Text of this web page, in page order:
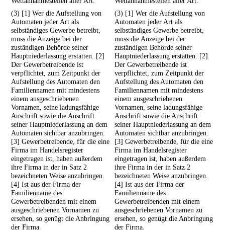
(3) [1] Wer die Aufstellung von
Automaten jeder Art als
selbständiges Gewerbe betreibt,
muss die Anzeige bei der
zuständigen Behörde seiner
Hauptniederlassung erstatten. [2]
Der Gewerbetreibende ist
verpflichtet, zum Zeitpunkt der
Aufstellung des Automaten den
Familiennamen mit mindestens
einem ausgeschriebenen
Vornamen, seine ladungsfähige
Anschrift sowie die Anschrift
seiner Hauptniederlassung an dem
Automaten sichtbar anzubringen.
[3] Gewerbetreibende, für die eine
Firma im Handelsregister
eingetragen ist, haben außerdem
ihre Firma in der in Satz 2
bezeichneten Weise anzubringen.
[4] Ist aus der Firma der
Familienname des
Gewerbetreibenden mit einem
ausgeschriebenen Vornamen zu
ersehen, so genügt die Anbringung
der Firma.
(3) [1] Wer die Aufstellung von
Automaten jeder Art als
selbständiges Gewerbe betreibt,
muss die Anzeige bei der
zuständigen Behörde seiner
Hauptniederlassung erstatten. [2]
Der Gewerbetreibende ist
verpflichtet, zum Zeitpunkt der
Aufstellung des Automaten den
Familiennamen mit mindestens
einem ausgeschriebenen
Vornamen, seine ladungsfähige
Anschrift sowie die Anschrift
seiner Hauptniederlassung an dem
Automaten sichtbar anzubringen.
[3] Gewerbetreibende, für die eine
Firma im Handelsregister
eingetragen ist, haben außerdem
ihre Firma in der in Satz 2
bezeichneten Weise anzubringen.
[4] Ist aus der Firma der
Familienname des
Gewerbetreibenden mit einem
ausgeschriebenen Vornamen zu
ersehen, so genügt die Anbringung
der Firma.